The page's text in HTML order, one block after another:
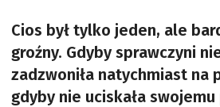
Cios był tylko jeden, ale
groźny. Gdyby sprawczyni
zadzwoniła natychmiast na
gdyby nie uciskała